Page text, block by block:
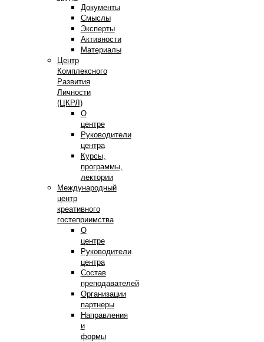
Документы
Смыслы
Эксперты
Активности
Материалы
Центр
Комплексного
Развития
Личности
(ЦКРЛ)
О
центре
Руководители
центра
Курсы,
программы,
лектории
Международный
центр
креативного
гостеприимства
О
центре
Руководители
центра
Состав
преподавателей
Организации
партнеры
Направления
и
формы